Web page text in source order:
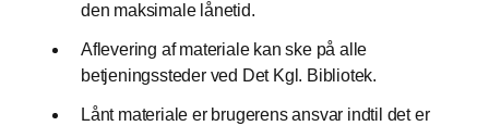
den maksimale lånetid.
Aflevering af materiale kan ske på alle
betjeningssteder ved Det Kgl. Bibliotek.
Lånt materiale er brugerens ansvar indtil det er